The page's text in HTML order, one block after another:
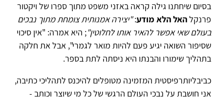
בסיום שיחתנו גילה קראה באזני משפט מתוך ספרו של ויקטור
פרנקלהאל הלא מודע:"יצירה אמנותית צומחת מתוך נבכים
בעולם שאי אפשר להאיר אותו לחלוטין"; היא אמרה: "אין סיכוי
שסיפור השואה יגיע פעם להיות מואר לגמרי", אבל את חלקה
בתהליך שימורו והבנתו היא ניסתה לתת בספר.
כביבליותרפיסטית המזמינה מטופלים להיכנס לתהליכי כתיבה,
אני חושבת על נבכי העולם הרגשי של כל מי שיוצר וכותב -